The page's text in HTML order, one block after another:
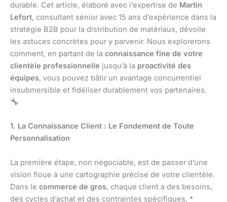
durable. Cet article, élaboré avec l’expertise de Martin
Lefort, consultant sénior avec 15 ans d’expérience dans la
stratégie B2B pour la distribution de matériaux, dévoile
les astuces concrètes pour y parvenir. Nous explorerons
comment, en partant de la connaissance fine de votre
clientèle professionnelle jusqu’à la proactivité des
équipes, vous pouvez bâtir un avantage concurrentiel
insubmersible et fidéliser durablement vos partenaires.
1. La Connaissance Client : Le Fondement de Toute
Personnalisation
La première étape, non négociable, est de passer d’une
vision floue à une cartographie précise de votre clientèle.
Dans le commerce de gros, chaque client a des besoins,
des cycles d’achat et des contraintes spécifiques. *